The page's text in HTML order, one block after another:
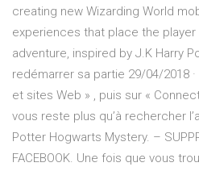
creating new Wizarding World
experiences that place the
adventure, inspired by J.K Harry
redémarrer sa partie 29/04/2018
et sites Web » , puis sur «
vous reste plus qu’à rechercher
Potter Hogwarts Mystery. –
FACEBOOK. Une fois que vous